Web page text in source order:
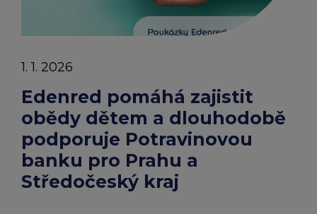
Edenred
Peněženka Edenred Benefits
Edenred Card FKSP
TANKARTA Benefit od Edenred
Informace k migraci na Edenred Card
Edenred Benefits poukázky
Edenred Benefity Premium
Stravenkový portál
Qerko
Edenred Čistý
Edenred Service
Edenred pomáhá zajistit
obědy dětem a dlouhodobě
podporuje Potravinovou
banku pro Prahu a
Středočeský kraj
1. 1. 2026